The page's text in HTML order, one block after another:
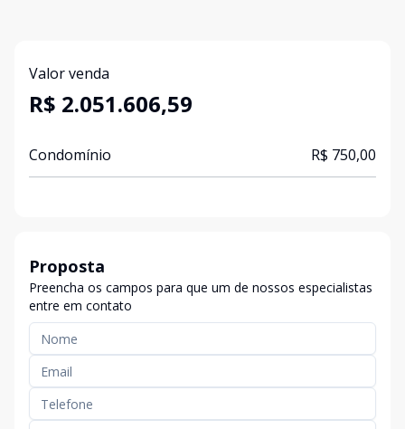
Valor venda
R$ 2.051.606,59
Condomínio R$ 750,00
Proposta
Preencha os campos para que um de nossos especialistas
entre em contato